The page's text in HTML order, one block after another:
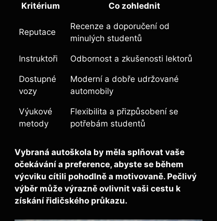
Kritérium Co zohlednit
Reputace
Recenze a doporučení od
minulých studentů
Instruktoři Odbornost a zkušenosti lektorů
Dostupné
vozy
Moderní a dobře udržované
automobily
Výukové
metody
Flexibilita a přizpůsobení se
potřebám studentů
Vybraná autoškola by měla splňovat vaše
očekávání a preference, abyste se během
výcviku cítili pohodlně a motivovaně. Pečlivý
výběr může výrazně ovlivnit vaši cestu k
získání řidičského průkazu.